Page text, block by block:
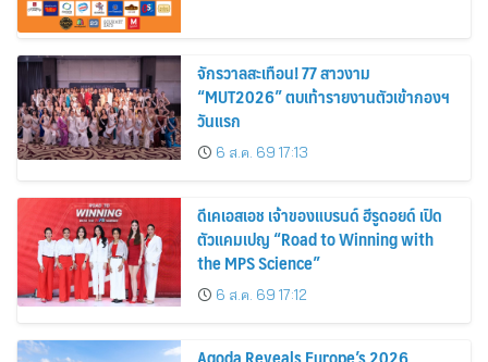
จักรวาลสะเทือน! 77 สาวงาม
“MUT2026” ตบเท้ารายงานตัวเข้ากองฯ
วันแรก
6 ส.ค. 69 17:13
ดีเคเอสเอช เจ้าของแบรนด์ ฮีรูดอยด์ เปิด
ตัวแคมเปญ “Road to Winning with
the MPS Science”
6 ส.ค. 69 17:12